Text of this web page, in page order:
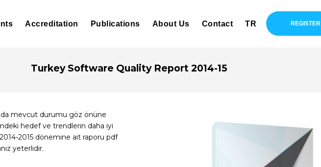
Accreditation Publications About Us Contact TR REGISTER
Turkey Software Quality Report 2014-15
mevcut durumu göz önüne
hedef ve trendlerin daha iyi
2015 dönemine ait raporu pdf
yeterlidir.